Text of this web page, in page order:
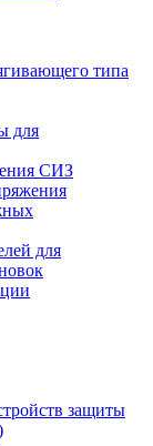
типа
для
СИЗ
для
защиты